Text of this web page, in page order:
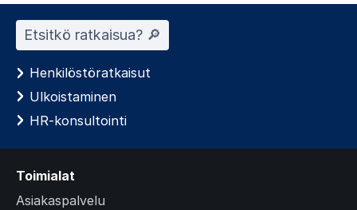
Etsitkö ratkaisua? 🔎︎
Henkilöstöratkaisut
Ulkoistaminen
HR-konsultointi
Toimialat
Asiakaspalvelu